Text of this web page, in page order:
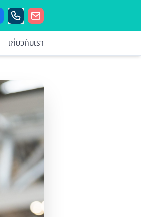
เกี่ยวกับเรา